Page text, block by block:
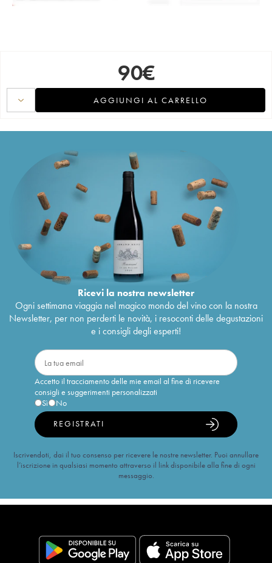
90€
AGGIUNGI AL CARRELLO
Ricevi la nostra newsletter
Ogni settimana viaggia nel magico mondo del vino con la nostra
Newsletter, per non perderti le novità, i resoconti delle degustazioni
e i consigli degli esperti!
Accetto il tracciamento delle mie email al fine di ricevere
consigli e suggerimenti personalizzati
Sì
No
REGISTRATI
Iscrivendoti, dai il tuo consenso per ricevere le nostre newsletter. Puoi annullare
l’iscrizione in qualsiasi momento attraverso il link disponibile alla fine di ogni
messaggio.